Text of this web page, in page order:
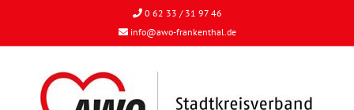
0 62 33 / 31 97 46
info@awo-frankenthal.de